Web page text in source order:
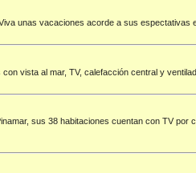
unas vacaciones acorde a sus espectativas
vista al mar, TV, calefacción central y
sus 38 habitaciones cuentan con TV